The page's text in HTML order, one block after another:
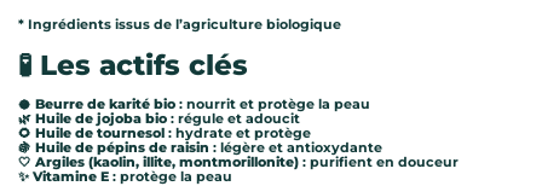
* Ingrédients issus de l’agriculture biologique
🧪 Les actifs clés
🥥 Beurre de karité bio : nourrit et protège la peau
🌿 Huile de jojoba bio : régule et adoucit
🌻 Huile de tournesol : hydrate et protège
🍇 Huile de pépins de raisin : légère et antioxydante
🤍 Argiles (kaolin, illite, montmorillonite) : purifient en douceur
✨ Vitamine E : protège la peau